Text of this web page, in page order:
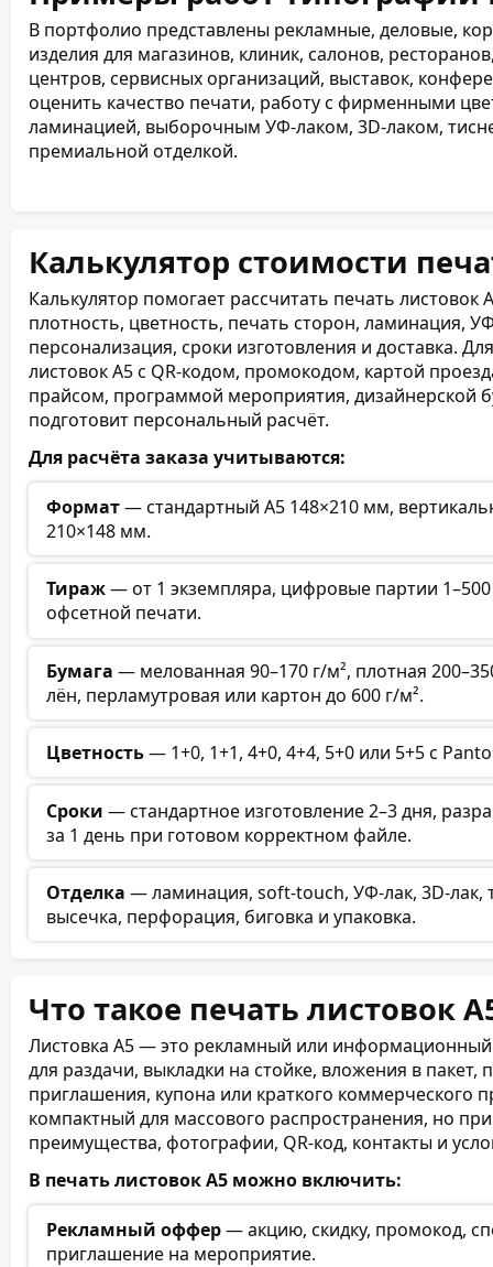
В портфолио представлены рекламные, деловые,
изделия для магазинов, клиник, салонов,
центров, сервисных организаций, выставок,
оценить качество печати, работу с фирменными
ламинацией, выборочным УФ-лаком, 3D-лаком,
премиальной отделкой.
Калькулятор стоимости
Калькулятор помогает рассчитать печать
плотность, цветность, печать сторон, ламинация,
персонализация, сроки изготовления и доставка.
листовок А5 с QR-кодом, промокодом, картой
прайсом, программой мероприятия, дизайнерской
подготовит персональный расчёт.
Для расчёта заказа учитываются:
Формат— стандартный А5 148×210 мм,
210×148 мм.
Тираж— от 1 экземпляра, цифровые партии
офсетной печати.
Бумага — мелованная 90–170 г/м², плотная
лён, перламутровая или картон до 600 г/м².
Цветность— 1+0, 1+1, 4+0, 4+4, 5+0 или 5+5 с
Сроки — стандартное изготовление 2–3 дня,
за 1 день при готовом корректном файле.
Отделка — ламинация, soft-touch, УФ-лак, 3D-лак,
высечка, перфорация, биговка и упаковка.
Что такое печать листовок
Листовка А5 — это рекламный или
для раздачи, выкладки на стойке, вложения в
приглашения, купона или краткого коммерческого
компактный для массового распространения, но
преимущества, фотографии, QR-код, контакты и
В печать листовок А5 можно включить:
Рекламный оффер— акцию, скидку, промокод,
приглашение на мероприятие.